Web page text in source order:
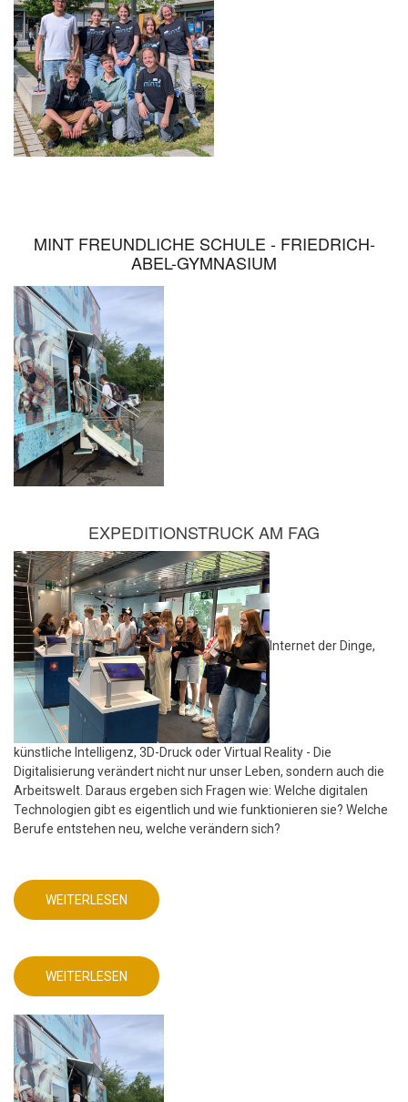
HERAUSFORDERUNGEN
MINT FREUNDLICHE SCHULE - FRIEDRICH-
ABEL-GYMNASIUM
EXPEDITIONSTRUCK AM FAG
Internet der Dinge,
künstliche Intelligenz, 3D-Druck oder Virtual Reality - Die
Digitalisierung verändert nicht nur unser Leben, sondern auch die
Arbeitswelt. Daraus ergeben sich Fragen wie: Welche digitalen
Technologien gibt es eigentlich und wie funktionieren sie? Welche
Berufe entstehen neu, welche verändern sich?
WEITERLESEN
ÜBER
MINT
FRIEDRICH-
ABEL-
GYMNASIUM
WEITERLESEN
ÜBER
MINT
SCHULE
ABEL-